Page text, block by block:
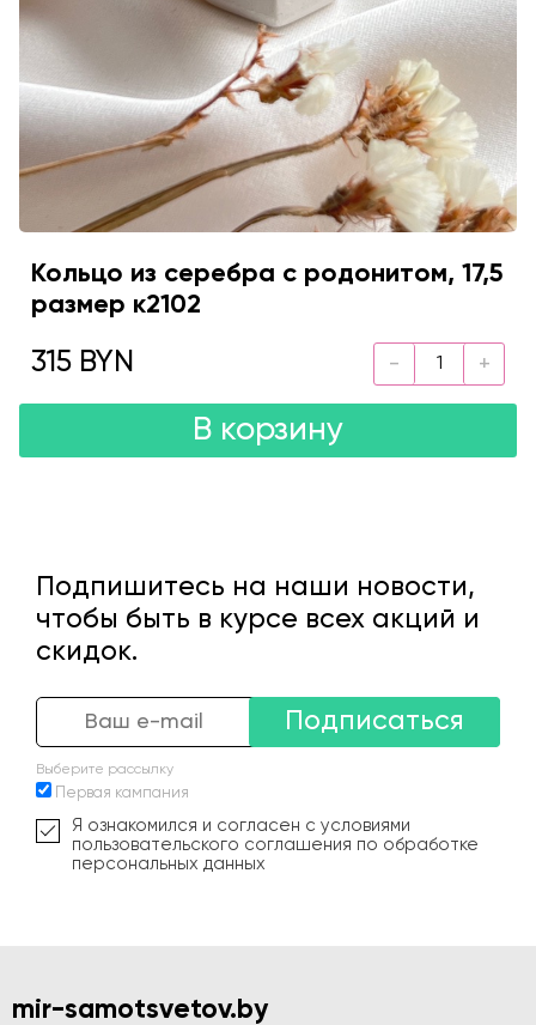
Кольцо из серебра с родонитом, 17,5
размер к2102
315 BYN
В корзину
Подпишитесь на наши новости,
чтобы быть в курсе всех акций и
скидок.
Подписаться
Выберите рассылку
Первая кампания
Я ознакомился и согласен с условиями
пользовательского соглашения по обработке
персональных данных
mir-samotsvetov.by